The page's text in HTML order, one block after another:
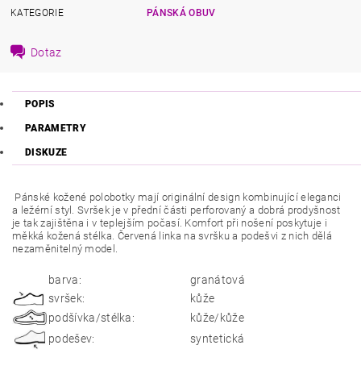
KATEGORIE
PÁNSKÁ OBUV
Dotaz
POPIS
PARAMETRY
DISKUZE
Pánské kožené polobotky mají originální design kombinující eleganci
a ležérní styl. Svršek je v přední části perforovaný a dobrá prodyšnost
je tak zajištěna i v teplejším počasí. Komfort při nošení poskytuje i
měkká kožená stélka. Červená linka na svršku a podešvi z nich dělá
nezaměnitelný model.
barva:
granátová
svršek:
kůže
podšívka/stélka:
kůže/kůže
podešev:
syntetická